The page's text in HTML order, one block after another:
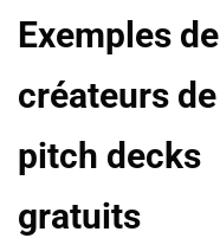
Exemples de
créateurs de
pitch decks
gratuits